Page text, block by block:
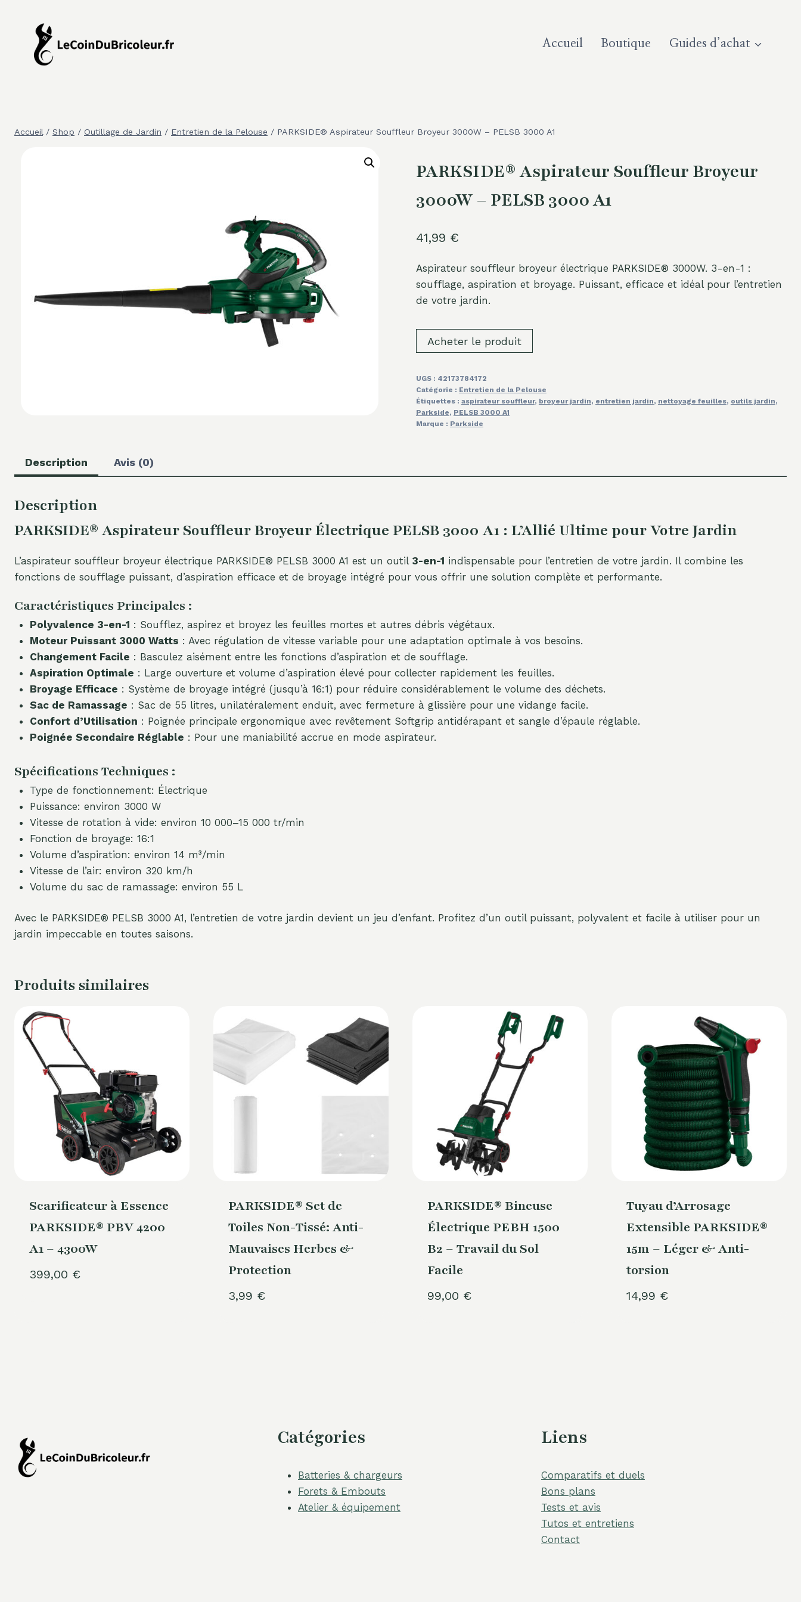
contenu
Accueil Boutique Guides d’achat
Accueil / Shop / Outillage de Jardin / Entretien de la Pelouse / PARKSIDE® Aspirateur Souffleur Broyeur 3000W – PELSB 3000 A1
PARKSIDE® Aspirateur Souffleur Broyeur
3000W – PELSB 3000 A1
41,99 €
Aspirateur souffleur broyeur électrique PARKSIDE® 3000W. 3-en-1 :
soufflage, aspiration et broyage. Puissant, efficace et idéal pour l’entretien
de votre jardin.
Acheter le produit
UGS : 42173784172
Catégorie : Entretien de la Pelouse
Étiquettes : aspirateur souffleur, broyeur jardin, entretien jardin, nettoyage feuilles, outils jardin,
Parkside, PELSB 3000 A1
Marque : Parkside
Description Avis (0)
Description
PARKSIDE® Aspirateur Souffleur Broyeur Électrique PELSB 3000 A1 : L’Allié Ultime pour Votre Jardin
L’aspirateur souffleur broyeur électrique PARKSIDE® PELSB 3000 A1 est un outil 3-en-1 indispensable pour l’entretien de votre jardin. Il combine les
fonctions de soufflage puissant, d’aspiration efficace et de broyage intégré pour vous offrir une solution complète et performante.
Caractéristiques Principales :
Polyvalence 3-en-1 : Soufflez, aspirez et broyez les feuilles mortes et autres débris végétaux.
Moteur Puissant 3000 Watts : Avec régulation de vitesse variable pour une adaptation optimale à vos besoins.
Changement Facile : Basculez aisément entre les fonctions d’aspiration et de soufflage.
Aspiration Optimale : Large ouverture et volume d’aspiration élevé pour collecter rapidement les feuilles.
Broyage Efficace : Système de broyage intégré (jusqu’à 16:1) pour réduire considérablement le volume des déchets.
Sac de Ramassage : Sac de 55 litres, unilatéralement enduit, avec fermeture à glissière pour une vidange facile.
Confort d’Utilisation : Poignée principale ergonomique avec revêtement Softgrip antidérapant et sangle d’épaule réglable.
Poignée Secondaire Réglable : Pour une maniabilité accrue en mode aspirateur.
Spécifications Techniques :
Type de fonctionnement: Électrique
Puissance: environ 3000 W
Vitesse de rotation à vide: environ 10 000–15 000 tr/min
Fonction de broyage: 16:1
Volume d’aspiration: environ 14 m³/min
Vitesse de l’air: environ 320 km/h
Volume du sac de ramassage: environ 55 L
Avec le PARKSIDE® PELSB 3000 A1, l’entretien de votre jardin devient un jeu d’enfant. Profitez d’un outil puissant, polyvalent et facile à utiliser pour un
jardin impeccable en toutes saisons.
Produits similaires
Scarificateur à Essence
PARKSIDE® PBV 4200
A1 – 4300W
399,00 €
PARKSIDE® Set de
Toiles Non-Tissé: Anti-
Mauvaises Herbes &
Protection
3,99 €
PARKSIDE® Bineuse
Électrique PEBH 1500
B2 – Travail du Sol
Facile
99,00 €
Tuyau d’Arrosage
Extensible PARKSIDE®
15m – Léger & Anti-
torsion
14,99 €
Catégories
Batteries & chargeurs
Forets & Embouts
Atelier & équipement
Liens
Comparatifs et duels
Bons plans
Tests et avis
Tutos et entretiens
Contact